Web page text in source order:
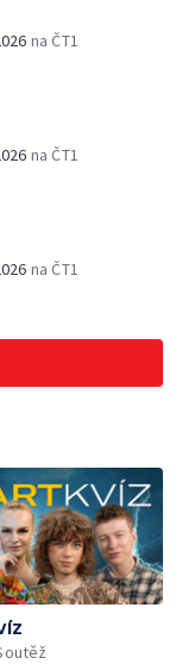
na ČT1
na ČT1
na ČT1